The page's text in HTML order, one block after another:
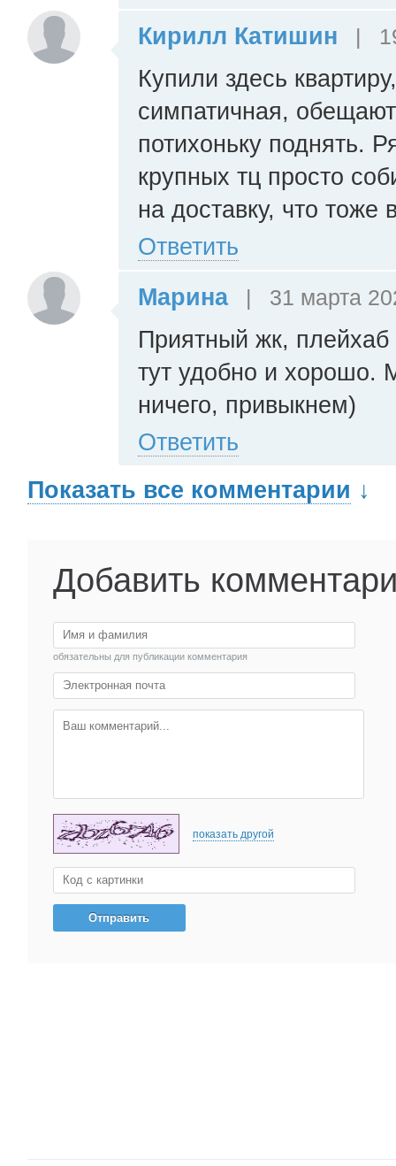
Кирилл Катишин
|
Купили здесь
симпатичная,
потихоньку поднять.
крупных тц просто
на доставку, что тоже
Ответить
Марина
| 31 марта
Приятный жк,
тут удобно и
ничего, привыкнем)
Ответить
Показать все комментарии ↓
Добавить
обязательны для публикации комментария
показать другой